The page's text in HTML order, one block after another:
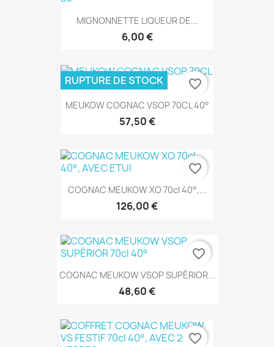
MIGNONNETTE LIQUEUR DE...
6,00 €
MEUKOW COGNAC VSOP 70CL 40°
57,50 €
RUPTURE DE STOCK favorite_border
COGNAC MEUKOW XO 70cl 40°,...
126,00 €
favorite_border
COGNAC MEUKOW VSOP SUPÉRIOR...
48,60 €
favorite_border
favorite_border